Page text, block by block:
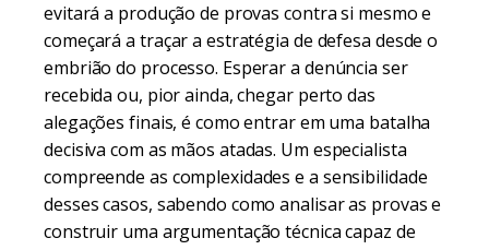
evitará a produção de provas contra si mesmo e
começará a traçar a estratégia de defesa desde o
embrião do processo. Esperar a denúncia ser
recebida ou, pior ainda, chegar perto das
alegações finais, é como entrar em uma batalha
decisiva com as mãos atadas. Um especialista
compreende as complexidades e a sensibilidade
desses casos, sabendo como analisar as provas e
construir uma argumentação técnica capaz de